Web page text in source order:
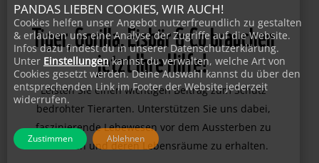
Tiger, Gorilla, Eisbär & Co brauchen
jetzt Ihre Hilfe!
Leisten Sie einen wichtigen Beitrag zum Schutz
bedrohter Tierarten. Unterstützen Sie uns dabei,
faszinierende Lebewesen vor dem Aussterben zu
PANDAS LIEBEN COOKIES, WIR AUCH!
Cookies helfen unser Angebot nutzerfreundlich zu gestalten
& erlauben uns eine Analyse der Zugriffe auf die Website.
Infos dazu findest du in unserer Datenschutzerklärung.
Unter Einstellungen kannst du verwalten, welche Art von
Cookies gesetzt werden. Deine Auswahl kannst du über den
entsprechenden Link im Footer der Website jederzeit
widerrufen.
Zustimmen Ablehnen